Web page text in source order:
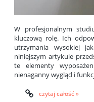
W profesjonalnym
kluczową rolę. Ich
utrzymania wysokiej
niniejszym artykule
te elementy
nienaganny wygląd i
czytaj całość »